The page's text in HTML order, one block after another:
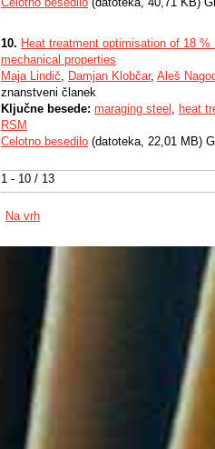
1 - 10 / 13
10. Heat treatment optimisation of 18
mechanical properties
Maja Lindič, Damjan Klobčar, Aleš
znanstveni članek
Ključne besede: maraging steel , heat
RSM
Celotno besedilo (datoteka, 22,01 MB)
Na vrh